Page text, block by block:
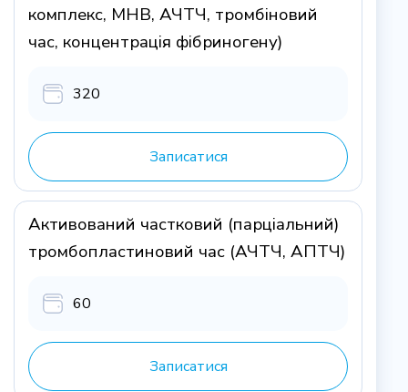
комплекс, МНВ, АЧТЧ, тромбіновий
час, концентрація фібриногену)
320
Записатися
Активований частковий (парціальний)
тромбопластиновий час (АЧТЧ, АПТЧ)
60
Записатися